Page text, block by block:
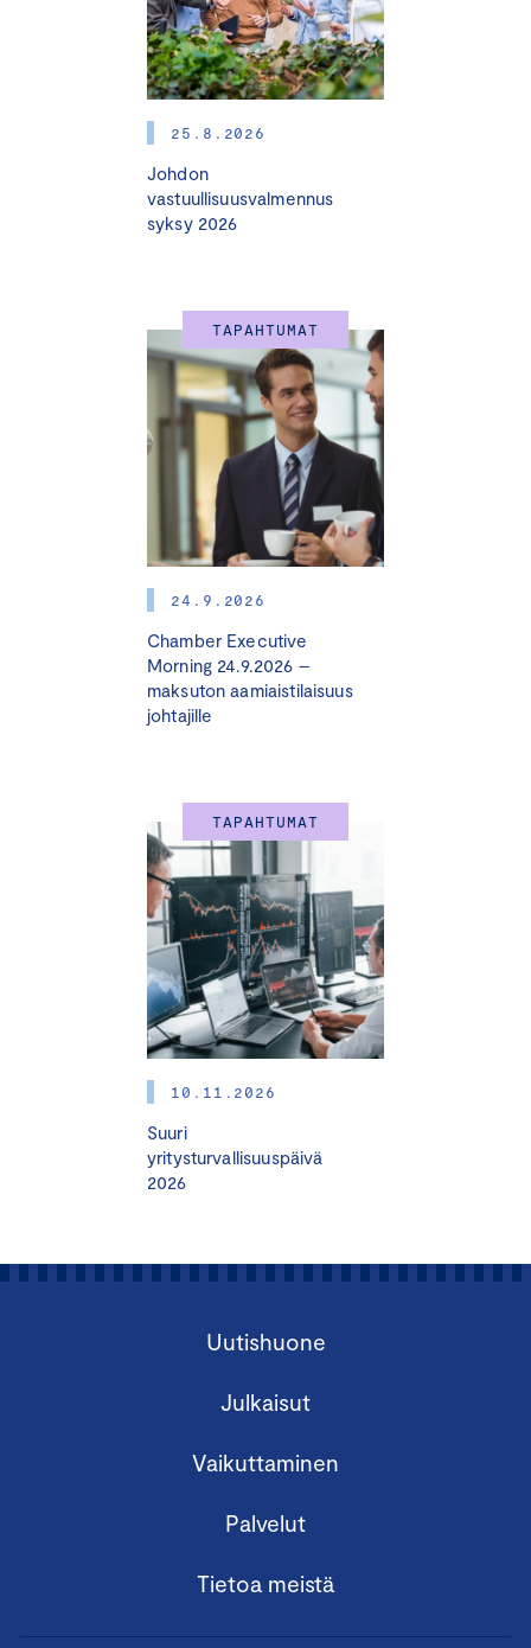
Ajankohtainen katsaus kansainväliseen
kauppapolitiikkaan, geopoliittisiin jännitteisiin ja niiden
merkitykseen suomalaisyrityksille.
Juho Romakkaniemi
, toimitusjohtaja,
Geopolitiikan vaikutukset toimitusketjuihin
toimitusketjuihin?
Millaisiin ratkaisuihin yritykset ovat päätyneet
riskien hallinnassa ja toimitusvarmuuden
turvaamisessa?
Resilienssi, hajauttaminen ja vaihtoehtoiset
hankintamallit käytännössä.
, Partner, Supply Chain Consulting, EY
Kauppasopimukset ja geopoliittiset riskit -– vaikutukset
yrityksille käytännössä
Puheenvuoro syventää teemaa tarkastelemalla:
yritystoimintaan
Nostoja tuoreimmasta Vientijohtaja-selvityksestä
Mitä yritysjohdon kannattaa nyt huomioida
strategisessa suunnittelussa
Päivi Pohjanheimo, Johtaja, kansainväliset asiat,
Keskuskauppakamari; maajohtaja, Kansainvälinen
Tullit ja muut tuonnin velvoitteet – riskit ja
mahdollisuudet
Kansainvälisessä tavarakaupassa huomioitavia
Tuontitullien määräytymiseen vaikuttavat tekijät ja
oikeellisuuden varmistaminen
ja vapaakauppasopimukset
CBAM ja EUDR), alv-vaikutukset
kustannusten hallinnointiin
, Senior Manager, Indirect Tax, EY
Kysymykset ja keskustelu
25.8.2026
Johdon
vastuullisuusvalmennus
syksy 2026
TAPAHTUMAT
24.9.2026
Chamber Executive
Morning 24.9.2026 –
maksuton aamiaistilaisuus
johtajille
TAPAHTUMAT
10.11.2026
Suuri
yritysturvallisuuspäivä
2026
Uutishuone
Julkaisut
Vaikuttaminen
Palvelut
Tietoa meistä